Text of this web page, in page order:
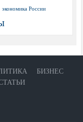
экономика России
БИЗНЕС